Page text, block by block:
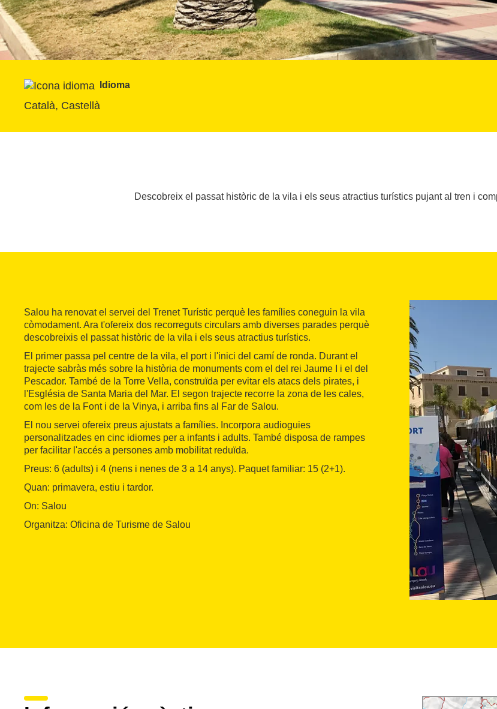
Idioma
Català, Castellà
Descobreix el passat històric de la vila i els seus atractius turístics pujant al tren i
Salou ha renovat el servei del Trenet Turístic perquè les famílies coneguin la vila
còmodament. Ara t'ofereix dos recorreguts circulars amb diverses parades perquè
descobreixis el passat històric de la vila i els seus atractius turístics.
El primer passa pel centre de la vila, el port i l'inici del camí de ronda. Durant el
trajecte sabràs més sobre la història de monuments com el del rei Jaume I i el del
Pescador. També de la Torre Vella, construïda per evitar els atacs dels pirates, i
l'Església de Santa Maria del Mar. El segon trajecte recorre la zona de les cales,
com les de la Font i de la Vinya, i arriba fins al Far de Salou.
El nou servei ofereix preus ajustats a famílies. Incorpora audioguies
personalitzades en cinc idiomes per a infants i adults. També disposa de rampes
per facilitar l'accés a persones amb mobilitat reduïda.
Preus: 6 (adults) i 4 (nens i nenes de 3 a 14 anys). Paquet familiar: 15 (2+1).
Quan: primavera, estiu i tardor.
On: Salou
Organitza: Oficina de Turisme de Salou